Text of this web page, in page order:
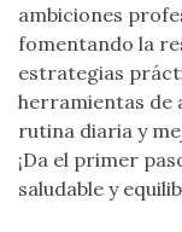
ambiciones
fomentando la
estrategias
herramientas de
rutina diaria y
¡Da el primer
saludable y